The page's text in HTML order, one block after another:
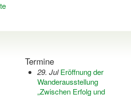
Termine
29. Jul Eröffnung der
Wanderausstellung
„Zwischen Erfolg und